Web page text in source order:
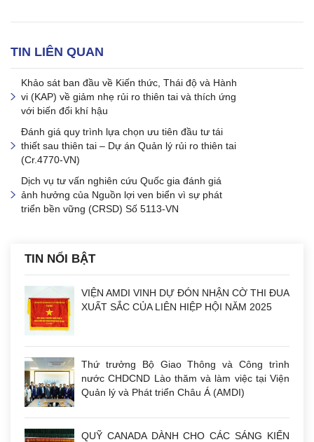
TIN LIÊN QUAN
Khảo sát ban đầu về Kiến thức, Thái độ và Hành
vi (KAP) về giảm nhẹ rủi ro thiên tai và thích ứng
với biến đổi khí hậu
Đánh giá quy trình lựa chọn ưu tiên đầu tư tái
thiết sau thiên tai – Dự án Quản lý rủi ro thiên tai
(Cr.4770-VN)
Dịch vụ tư vấn nghiên cứu Quốc gia đánh giá
ảnh hưởng của Nguồn lợi ven biển vì sự phát
triển bền vững (CRSD) Số 5113-VN
TIN NỔI BẬT
VIỆN AMDI VINH DỰ ĐÓN NHẬN CỜ THI ĐUA
XUẤT SẮC CỦA LIÊN HIỆP HỘI NĂM 2025
Thứ trưởng Bộ Giao Thông và Công trình
nước CHDCND Lào thăm và làm việc tại Viện
Quản lý và Phát triển Châu Á (AMDI)
QUỸ CANADA DÀNH CHO CÁC SÁNG KIẾN